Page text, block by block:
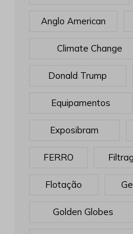
Anglo American
Climate Change
Donald Trump
Equipamentos
Exposibram
FERRO
Flotação
Golden Globes